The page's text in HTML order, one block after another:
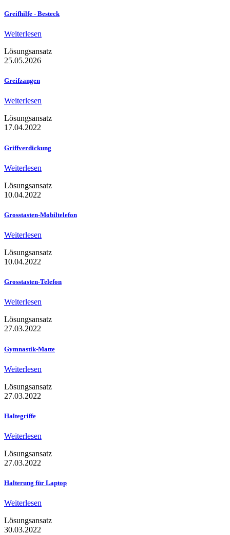
Greifhilfe - Besteck
Weiterlesen
Lösungsansatz
25.05.2026
Greifzangen
Weiterlesen
Lösungsansatz
17.04.2022
Griffverdickung
Weiterlesen
Lösungsansatz
10.04.2022
Grosstasten-Mobiltelefon
Weiterlesen
Lösungsansatz
10.04.2022
Grosstasten-Telefon
Weiterlesen
Lösungsansatz
27.03.2022
Gymnastik-Matte
Weiterlesen
Lösungsansatz
27.03.2022
Haltegriffe
Weiterlesen
Lösungsansatz
27.03.2022
Halterung für Laptop
Weiterlesen
Lösungsansatz
30.03.2022